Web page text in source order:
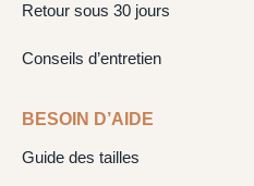
Retour sous 30 jours
Conseils d’entretien
BESOIN D’AIDE
Guide des tailles